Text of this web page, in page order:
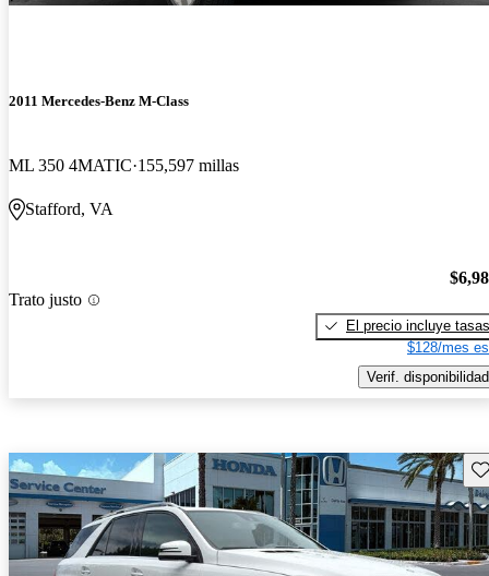
2011 Mercedes-Benz M-Class
ML 350 4MATIC 155,597 millas
Stafford, VA
Trato justo
El precio incluye tasas
$128/mes
Verif. disponibilidad